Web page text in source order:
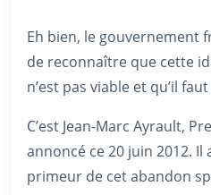
Eh bien, le gouvernement
de reconnaître que cette
n’est pas viable et qu’il
C’est Jean-Marc Ayrault,
annoncé ce 20 juin 2012. Il
primeur de cet abandon